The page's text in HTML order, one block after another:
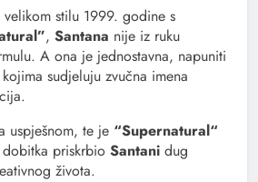
stilu 1999. godine s
, Santana nije iz ruku
A ona je jednostavna, napuniti
sudjeluju zvučna imena
uspješnom, te je “Supernatural“
priskrbio Santani dug
života.